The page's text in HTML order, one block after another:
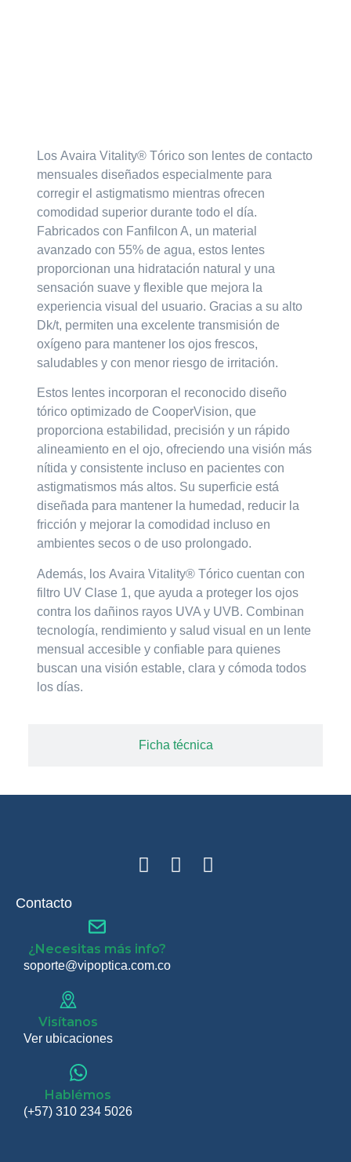
Ficha técnica
LosAvaira Vitality® Tórico son lentes de contacto
mensuales diseñados especialmente para
corregir elastigmatismo mientras ofrecen
comodidad superior durante todo el día.
Fabricados con Fanfilcon A, un material
avanzado con 55% de agua, estos lentes
proporcionan una hidratación natural y una
sensación suave y flexible que mejora la
experiencia visual del usuario. Gracias a sualto
Dk/t, permiten una excelente transmisión de
oxígeno para mantener los ojos frescos,
saludables y con menor riesgo de irritación.
Estos lentes incorporan el reconocidodiseño
tórico optimizado de CooperVision, que
proporciona estabilidad, precisión y un rápido
alineamiento en el ojo, ofreciendo una visión más
nítida y consistente incluso en pacientes con
astigmatismos más altos. Su superficie está
diseñada para mantener la humedad, reducir la
fricción y mejorar la comodidad incluso en
ambientes secos o de uso prolongado.
Además, losAvaira Vitality® Tórico cuentan con
filtro UV Clase 1, que ayuda a proteger los ojos
contra los dañinos rayos UVA y UVB. Combinan
tecnología, rendimiento y salud visual en un lente
mensual accesible y confiable para quienes
buscan una visión estable, clara y cómoda todos
los días.
Contacto
¿Necesitas más info?
soporte@vipoptica.com.co
Visítanos
Ver ubicaciones
Hablémos
(+57) 310 234 5026